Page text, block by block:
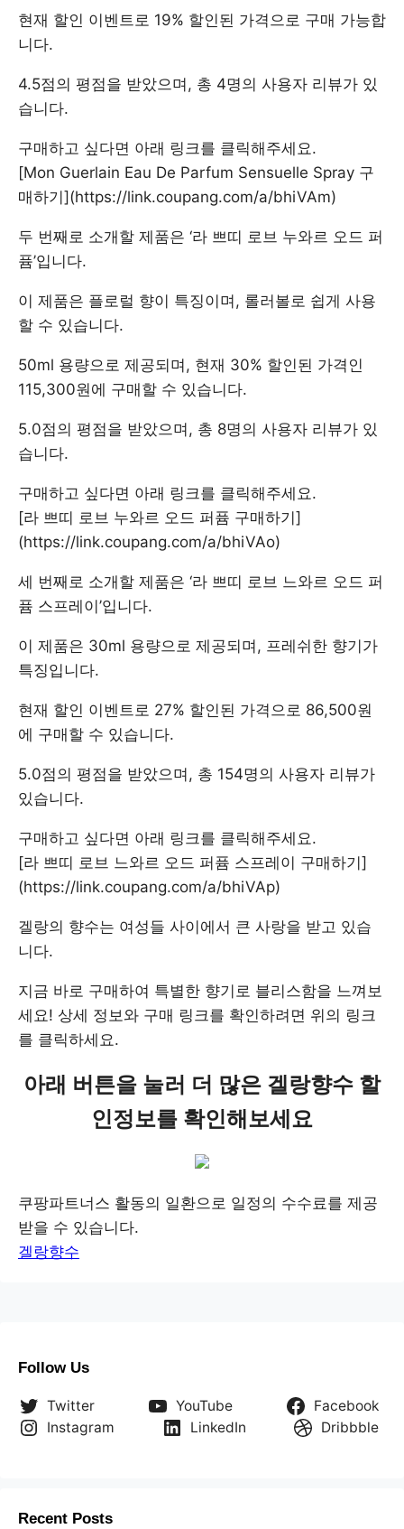
현재 할인 이벤트로 19% 할인된 가격으로 구매 가능합
니다.
4.5점의 평점을 받았으며, 총 4명의 사용자 리뷰가 있
습니다.
구매하고 싶다면 아래 링크를 클릭해주세요.
[Mon Guerlain Eau De Parfum Sensuelle Spray 구
매하기](https://link.coupang.com/a/bhiVAm)
두 번째로 소개할 제품은 ‘라 쁘띠 로브 누와르 오드 퍼
퓸’입니다.
이 제품은 플로럴 향이 특징이며, 롤러볼로 쉽게 사용
할 수 있습니다.
50ml 용량으로 제공되며, 현재 30% 할인된 가격인
115,300원에 구매할 수 있습니다.
5.0점의 평점을 받았으며, 총 8명의 사용자 리뷰가 있
습니다.
구매하고 싶다면 아래 링크를 클릭해주세요.
[라 쁘띠 로브 누와르 오드 퍼퓸 구매하기]
(https://link.coupang.com/a/bhiVAo)
세 번째로 소개할 제품은 ‘라 쁘띠 로브 느와르 오드 퍼
퓸 스프레이’입니다.
이 제품은 30ml 용량으로 제공되며, 프레쉬한 향기가
특징입니다.
현재 할인 이벤트로 27% 할인된 가격으로 86,500원
에 구매할 수 있습니다.
5.0점의 평점을 받았으며, 총 154명의 사용자 리뷰가
있습니다.
구매하고 싶다면 아래 링크를 클릭해주세요.
[라 쁘띠 로브 느와르 오드 퍼퓸 스프레이 구매하기]
(https://link.coupang.com/a/bhiVAp)
겔랑의 향수는 여성들 사이에서 큰 사랑을 받고 있습
니다.
지금 바로 구매하여 특별한 향기로 블리스함을 느껴보
세요! 상세 정보와 구매 링크를 확인하려면 위의 링크
를 클릭하세요.
아래 버튼을 눌러 더 많은 겔랑향수 할
인정보를 확인해보세요
쿠팡파트너스 활동의 일환으로 일정의 수수료를 제공
받을 수 있습니다.
겔랑향수
Follow Us
Twitter YouTube
Facebook
Instagram
LinkedIn Dribbble
Recent Posts